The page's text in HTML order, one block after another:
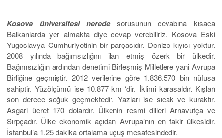
Kosova üniversitesi nerede sorusunun cevabına kısaca
Balkanlarda yer almakta diye cevap verebiliriz. Kosova Eski
Yugoslavya Cumhuriyetinin bir parçasıdır. Denize kıyısı yoktur.
2008 yılında bağımsızlığını ilan etmiş özerk bir ülkedir.
Bağımsızlığın ardından denetimi Birleşmiş Milletlere yani Avrupa
Birliğine geçmiştir. 2012 verilerine göre 1.836.570 bin nüfusa
sahiptir. Yüzölçümü ise 10.877 km ‘dir. İklimi karasaldır. Kışları
son derece soğuk geçmektedir. Yazları ise sıcak ve kuraktır.
Asgari ücret 170 dolardır. Ülkenin resmi dilleri Arnavutça ve
Sırpçadır. Ülke ekonomik açıdan Avrupa’nın en fakir ülkesidir.
İstanbul’a 1.25 dakika ortalama uçuş mesafesindedir.